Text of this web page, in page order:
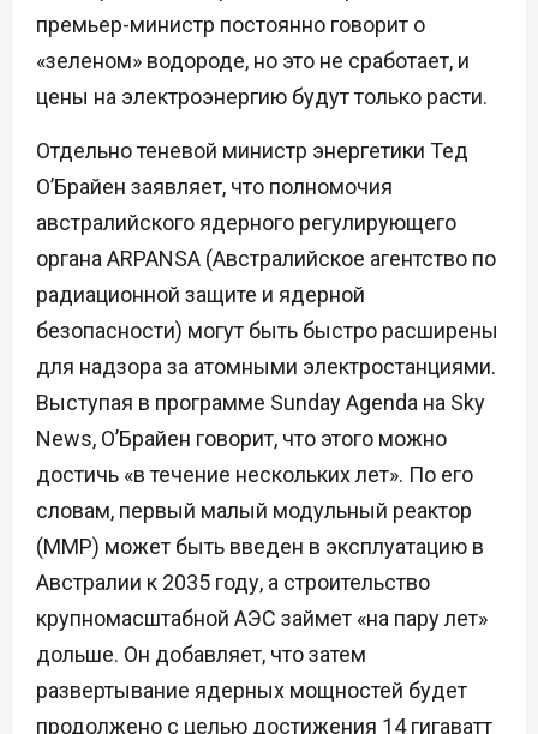
премьер-министр постоянно говорит о
«зеленом» водороде, но это не сработает, и
цены на электроэнергию будут только расти.
Отдельно теневой министр энергетики Тед
О’Брайен заявляет, что полномочия
австралийского ядерного регулирующего
органа ARPANSA (Австралийское агентство по
радиационной защите и ядерной
безопасности) могут быть быстро расширены
для надзора за атомными электростанциями.
Выступая в программе Sunday Agenda на Sky
News, О’Брайен говорит, что этого можно
достичь «в течение нескольких лет». По его
словам, первый малый модульный реактор
(ММР) может быть введен в эксплуатацию в
Австралии к 2035 году, а строительство
крупномасштабной АЭС займет «на пару лет»
дольше. Он добавляет, что затем
развертывание ядерных мощностей будет
продолжено с целью достижения 14 гигаватт